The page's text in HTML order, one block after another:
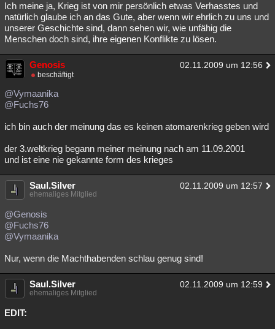
Musik Clash Verbesserungen Allmystery English
Übersichten
Lesenswert Schlüsselwörter
Ich meine ja, Krieg ist von mir persönlich etwas Verhasstes und
natürlich glaube ich an das Gute, aber wenn wir ehrlich zu uns und
unserer Geschichte sind, dann sehen wir, wie unfähig die
Menschen doch sind, ihre eigenen Konflikte zu lösen.
Genosis 02.11.2009 um 12:56
beschäftigt
@Vymaanika
@Fuchs76
ich bin auch der meinung das es keinen atomarenkrieg geben wird
der 3.weltkrieg begann meiner meinung nach am 11.09.2001
und ist eine nie gekannte form des krieges
Saul.Silver 02.11.2009 um 12:57
ehemaliges Mitglied
@Genosis
@Fuchs76
@Vymaanika
Nur, wenn die Machthabenden schlau genug sind!
Saul.Silver 02.11.2009 um 12:59
ehemaliges Mitglied
EDIT: